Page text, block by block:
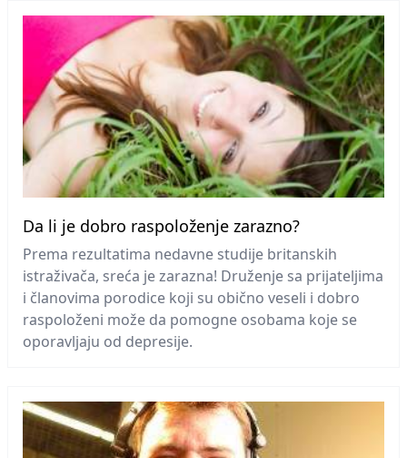
Da li je dobro raspoloženje zarazno?
Prema rezultatima nedavne studije britanskih
istraživača, sreća je zarazna! Druženje sa prijateljima
i članovima porodice koji su obično veseli i dobro
raspoloženi može da pomogne osobama koje se
oporavljaju od depresije.